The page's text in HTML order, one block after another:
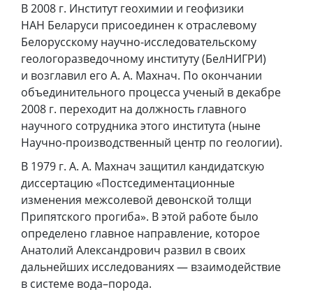
В 2008 г. Институт геохимии и геофизики
НАН Беларуси присоединен к отраслевому
Белорусскому научно-исследовательскому
геологоразведочному институту (БелНИГРИ)
и возглавил его А. А. Махнач. По окончании
объединительного процесса ученый в декабре
2008 г. переходит на должность главного
научного сотрудника этого института (ныне
Научно-производственный центр по геологии).
В 1979 г. А. А. Махнач защитил кандидатскую
диссертацию «Постседиментационные
изменения межсолевой девонской толщи
Припятского прогиба». В этой работе было
определено главное направление, которое
Анатолий Александрович развил в своих
дальнейших исследованиях — взаимодействие
в системе вода–порода.